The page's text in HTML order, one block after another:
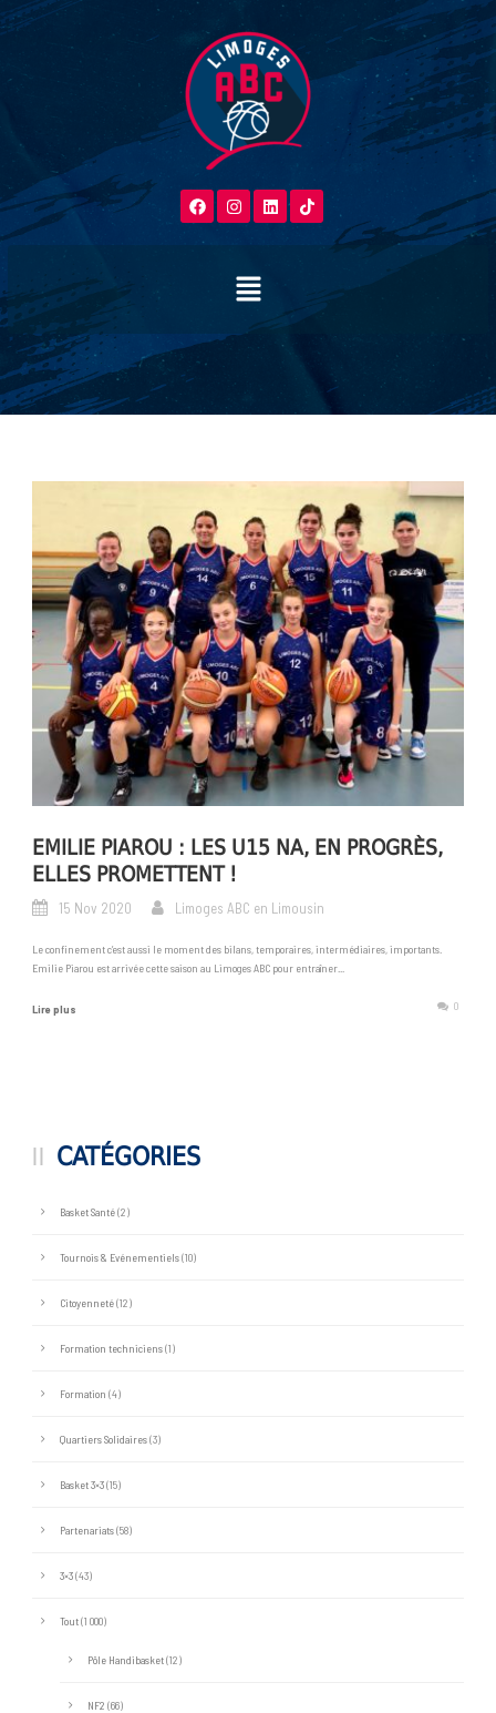
EMILIE PIAROU : LES U15 NA, EN PROGRÈS,
ELLES PROMETTENT !
15 Nov 2020 Limoges ABC en Limousin
Le confinement c’est aussi le moment des bilans, temporaires, intermédiaires, importants.
Emilie Piarou est arrivée cette saison au Limoges ABC pour entraîner...
Lire plus 0
CATÉGORIES
Basket Santé(2)
Tournois & Evénementiels(10)
Citoyenneté(12)
Formation techniciens(1)
Formation (4)
Quartiers Solidaires(3)
Basket 3×3(15)
Partenariats(58)
3×3(43)
Tout(1 000)
Pôle Handibasket(12)
NF2 (66)